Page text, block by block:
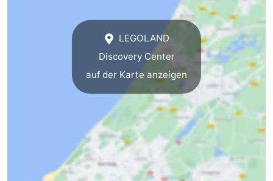
Brouwershaven
Bruinisse
LEGOLAND
Discovery Center
auf der Karte anzeigen